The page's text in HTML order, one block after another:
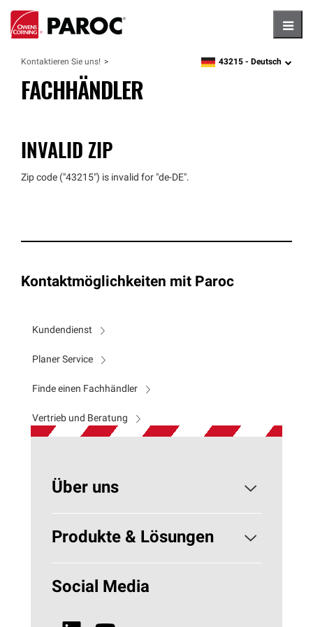
Kontaktieren Sie uns! zipcode,language
43215 - Deutsch
FACHHÄNDLER
INVALID ZIP
Zip code ("43215") is invalid for "de-DE".
Kontaktmöglichkeiten mit Paroc
Kundendienst
Planer Service
Finde einen Fachhändler
Vertrieb und Beratung
Über uns
Konzerngeschichte
Nachhaltigkeit
Neuigkeiten, Blogs & Presse
Produkte & Lösungen
Gebäudedämmung
Social Media